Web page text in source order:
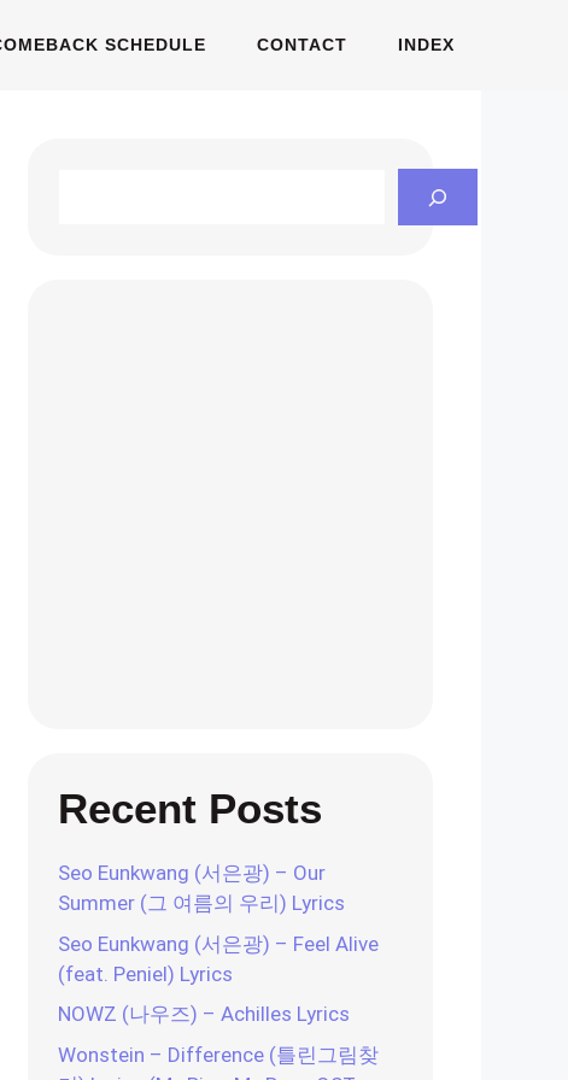
SCHEDULE CONTACT INDEX
Recent Posts
Seo Eunkwang (서은광) – Our
Summer (그 여름의 우리) Lyrics
Seo Eunkwang (서은광) – Feel Alive
(feat. Peniel) Lyrics
NOWZ (나우즈) – Achilles Lyrics
Wonstein – Difference (틀린그림찾